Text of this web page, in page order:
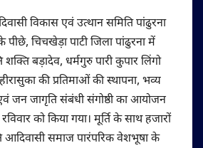
विकास एवं उत्थान समिति पांढुरना
के पीछे, चिचखेड़ा पाटी जिला पांढुरना में
बड़ादेव, धर्मगुरु पारी कुपार लिंगो
की प्रतिमाओं की स्थापना, भव्य
जन जागृति संबंधी संगोष्ठी का आयोजन
को किया गया। मूर्ति के साथ हजारों
आदिवासी समाज पारंपरिक वेशभूषा के